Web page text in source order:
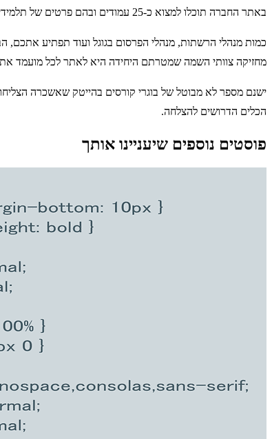
באתר החברה תוכלו למצוא כ-25 עמודים ובהם פרטים של תלמידים במכללה שהצליחו להתקבל לעבודה בהייטק הישראלי ולהתקדם.
כמות מנהלי הרשתות, מנהלי הפרסום בגוגל ועוד תפתיע
מחזיקה צוותי השמה שמטרתם היחידה היא לאתר לכל מועמד
ישנם מספר לא מבוטל של בוגרי קורסים בהייטק שאשכרה
הכלים הדרושים להצלחה.
פוסטים נוספים שיעניינו אותך